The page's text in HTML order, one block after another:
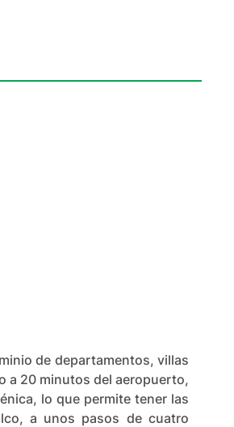
de departamentos, villas
a 20 minutos del aeropuerto,
lo que permite tener las
a unos pasos de cuatro